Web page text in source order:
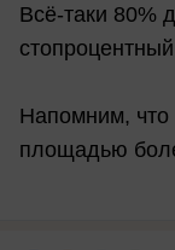
Всё-таки 80%
Напомним,
площадью